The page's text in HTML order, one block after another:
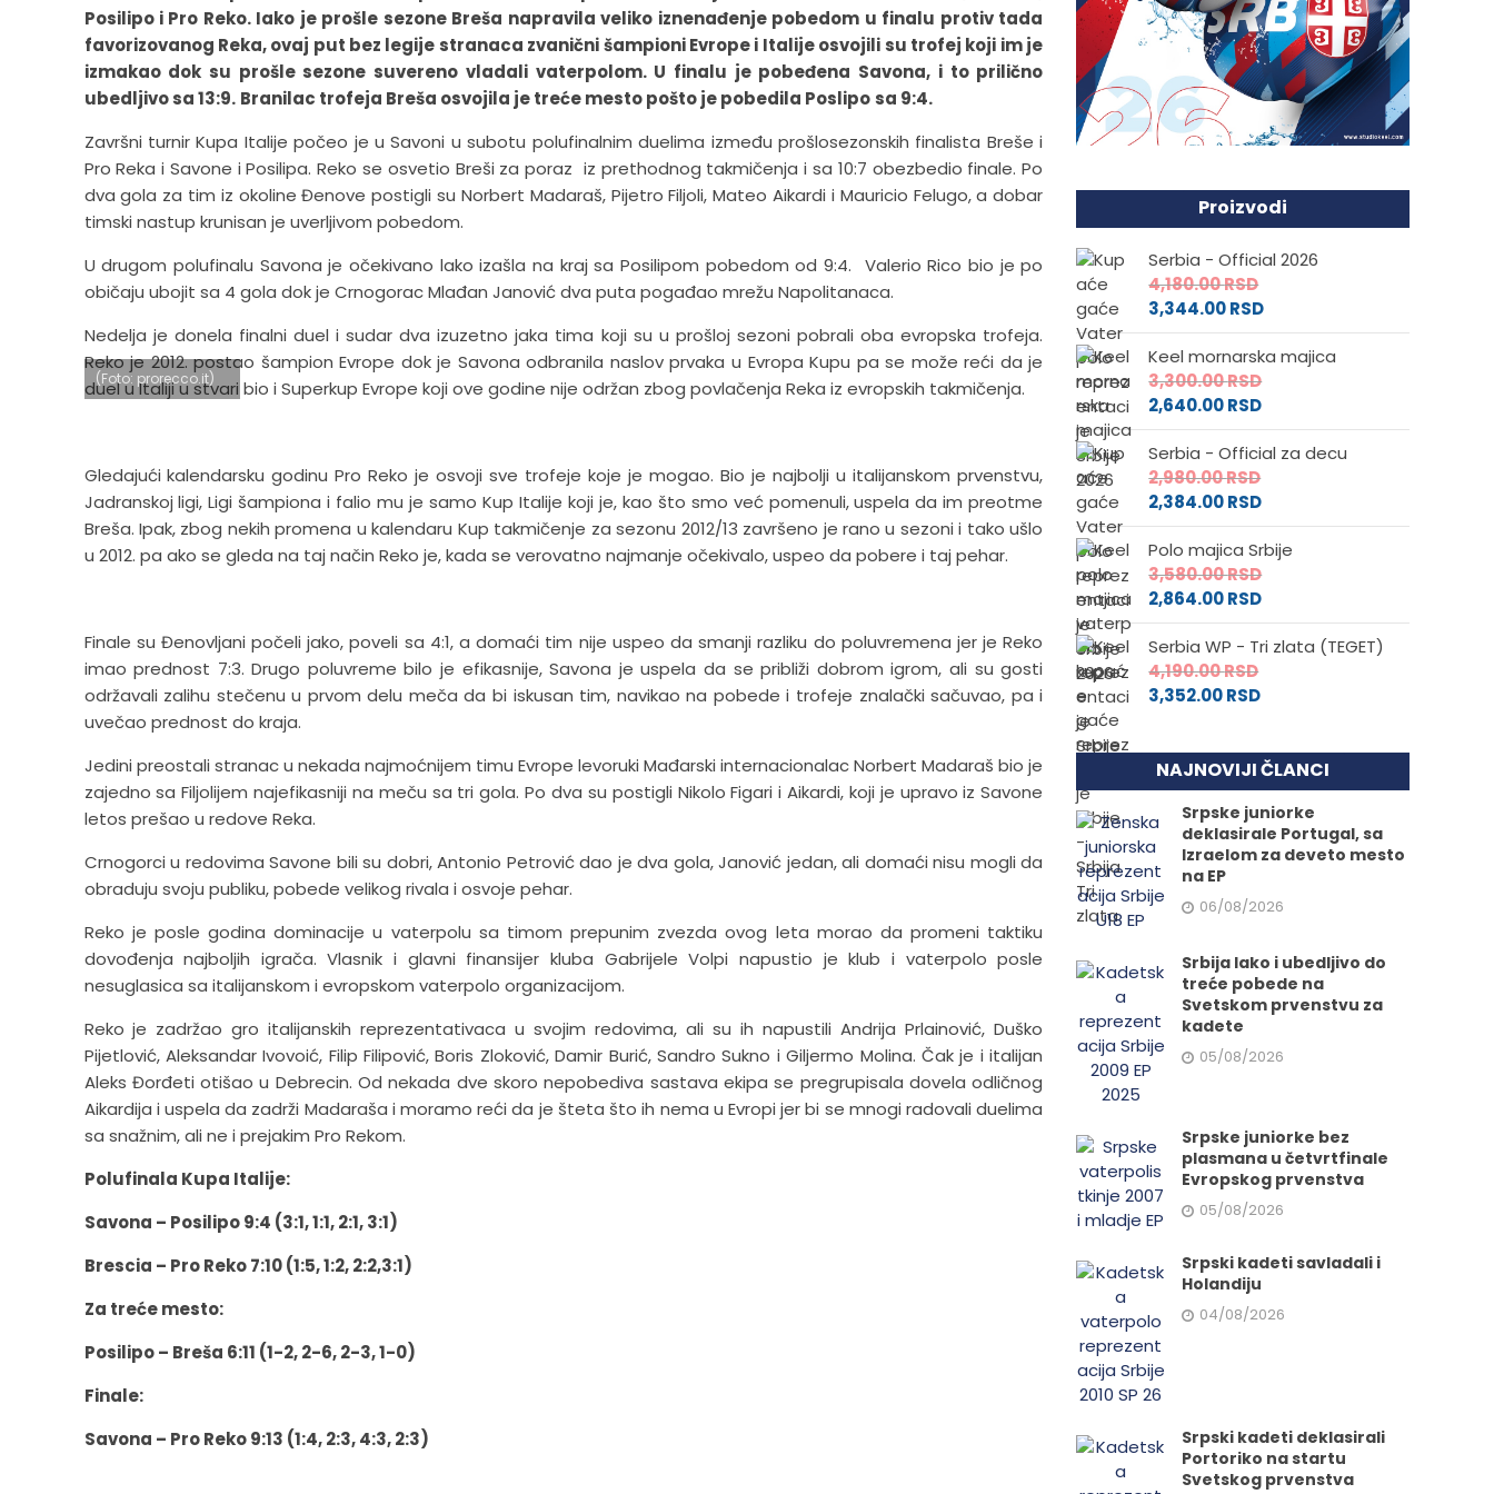
Posilipo i Pro Reko. Iako je prošle sezone Breša napravila veliko iznenađenje pobedom u finalu protiv tada
favorizovanog Reka, ovaj put bez legije stranaca zvanični šampioni Evrope i Italije osvojili su trofej koji im je
izmakao dok su prošle sezone suvereno vladali vaterpolom. U finalu je pobeđena Savona, i to prilično
ubedljivo sa 13:9. Branilac trofeja Breša osvojila je treće mesto pošto je pobedila Poslipo sa 9:4.
Završni turnir Kupa Italije počeo je u Savoni u subotu polufinalnim duelima između prošlosezonskih finalista Breše i
Pro Reka i Savone i Posilipa. Reko se osvetio Breši za poraz iz prethodnog takmičenja i sa 10:7 obezbedio finale. Po
dva gola za tim iz okoline Đenove postigli su Norbert Madaraš, Pijetro Filjoli, Mateo Aikardi i Mauricio Felugo, a dobar
timski nastup krunisan je uverljivom pobedom.
U drugom polufinalu Savona je očekivano lako izašla na kraj sa Posilipom pobedom od 9:4. Valerio Rico bio je po
običaju ubojit sa 4 gola dok je Crnogorac Mlađan Janović dva puta pogađao mrežu Napolitanaca.
Nedelja je donela finalni duel i sudar dva izuzetno jaka tima koji su u prošloj sezoni pobrali oba evropska trofeja.
Reko je 2012. postao šampion Evrope dok je Savona odbranila naslov prvaka u Evropa Kupu pa se može reći da je
duel u Italiji u stvari bio i Superkup Evrope koji ove godine nije održan zbog povlačenja Reka iz evropskih takmičenja.
(Foto: prorecco.it)
Gledajući kalendarsku godinu Pro Reko je osvoji sve trofeje koje je mogao. Bio je najbolji u italijanskom prvenstvu,
Jadranskoj ligi, Ligi šampiona i falio mu je samo Kup Italije koji je, kao što smo već pomenuli, uspela da im preotme
Breša. Ipak, zbog nekih promena u kalendaru Kup takmičenje za sezonu 2012/13 završeno je rano u sezoni i tako ušlo
u 2012. pa ako se gleda na taj način Reko je, kada se verovatno najmanje očekivalo, uspeo da pobere i taj pehar.
Finale su Đenovljani počeli jako, poveli sa 4:1, a domaći tim nije uspeo da smanji razliku do poluvremena jer je Reko
imao prednost 7:3. Drugo poluvreme bilo je efikasnije, Savona je uspela da se približi dobrom igrom, ali su gosti
održavali zalihu stečenu u prvom delu meča da bi iskusan tim, navikao na pobede i trofeje znalački sačuvao, pa i
uvečao prednost do kraja.
Jedini preostali stranac u nekada najmoćnijem timu Evrope levoruki Mađarski internacionalac Norbert Madaraš bio je
zajedno sa Filjolijem najefikasniji na meču sa tri gola. Po dva su postigli Nikolo Figari i Aikardi, koji je upravo iz Savone
letos prešao u redove Reka.
Crnogorci u redovima Savone bili su dobri, Antonio Petrović dao je dva gola, Janović jedan, ali domaći nisu mogli da
obraduju svoju publiku, pobede velikog rivala i osvoje pehar.
Reko je posle godina dominacije u vaterpolu sa timom prepunim zvezda ovog leta morao da promeni taktiku
dovođenja najboljih igrača. Vlasnik i glavni finansijer kluba Gabrijele Volpi napustio je klub i vaterpolo posle
nesuglasica sa italijanskom i evropskom vaterpolo organizacijom.
Reko je zadržao gro italijanskih reprezentativaca u svojim redovima, ali su ih napustili Andrija Prlainović, Duško
Pijetlović, Aleksandar Ivovoić, Filip Filipović, Boris Zloković, Damir Burić, Sandro Sukno i Giljermo Molina. Čak je i italijan
Aleks Đorđeti otišao u Debrecin. Od nekada dve skoro nepobediva sastava ekipa se pregrupisala dovela odličnog
Aikardija i uspela da zadrži Madaraša i moramo reći da je šteta što ih nema u Evropi jer bi se mnogi radovali duelima
sa snažnim, ali ne i prejakim Pro Rekom.
Polufinala Kupa Italije:
Savona – Posilipo 9:4 (3:1, 1:1, 2:1, 3:1)
Brescia – Pro Reko 7:10 (1:5, 1:2, 2:2,3:1)
Za treće mesto:
Posilipo – Breša 6:11 (1-2, 2-6, 2-3, 1-0)
Finale:
Savona – Pro Reko 9:13 (1:4, 2:3, 4:3, 2:3)
Proizvodi
Serbia - Official 2026
4,180.00RSD
3,344.00RSD
Keel mornarska majica
3,300.00RSD
2,640.00RSD
Serbia - Official za decu
2,980.00RSD
2,384.00RSD
Polo majica Srbije
3,580.00RSD
2,864.00RSD
Serbia WP - Tri zlata (TEGET)
4,190.00RSD
3,352.00RSD
NAJNOVIJI ČLANCI
Srpske juniorke
deklasirale Portugal, sa
Izraelom za deveto mesto
na EP
06/08/2026
Srbija lako i ubedljivo do
treće pobede na
Svetskom prvenstvu za
kadete
05/08/2026
Srpske juniorke bez
plasmana u četvrtfinale
Evropskog prvenstva
05/08/2026
Srpski kadeti savladali i
Holandiju
04/08/2026
Srpski kadeti deklasirali
Portoriko na startu
Svetskog prvenstva